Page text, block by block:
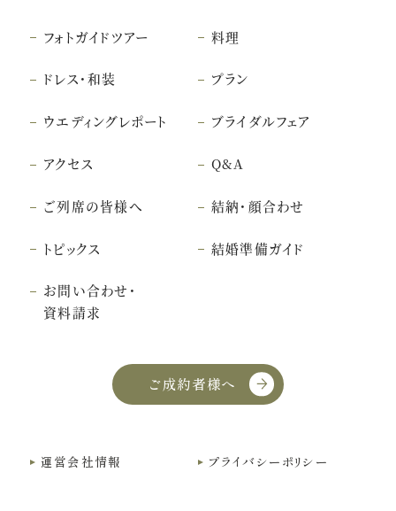
フォトガイドツアー 料理
ドレス・和装 プラン
ウエディングレポート ブライダルフェア
アクセス Q&A
ご列席の皆様へ 結納・顔合わせ
トピックス 結婚準備ガイド
お問い合わせ・
資料請求
ご成約者様へ
運営会社情報 プライバシーポリシー
こちら